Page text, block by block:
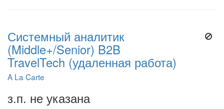
Системный аналитик
(Middle+/Senior) B2B
TravelTech (удаленная работа)
A La Carte
з.п. не указана